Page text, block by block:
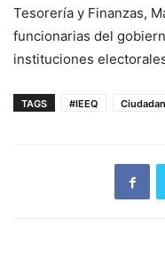
Tesorería y Finanzas,
funcionarias del
instituciones
TAGS #IEEQ